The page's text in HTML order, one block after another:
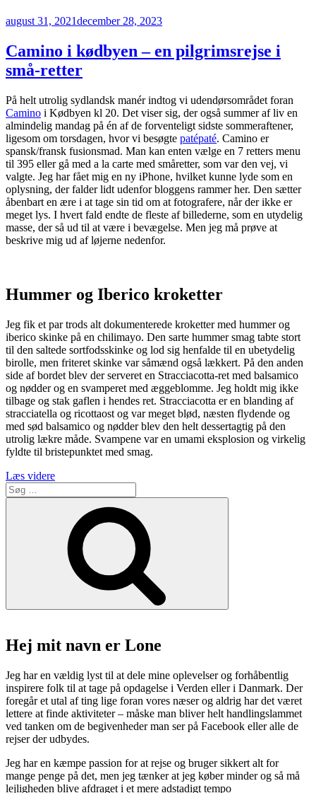
Udgivet
august 31, 2021december 28, 2023
Camino i kødbyen – en pilgrimsrejse i
små-retter
På helt utrolig sydlandsk manér indtog vi udendørsområdet foran
Camino i Kødbyen kl 20. Det viser sig, der også summer af liv en
almindelig mandag på én af de forventeligt sidste sommeraftener,
ligesom om torsdagen, hvor vi besøgte patépaté. Camino er
spansk/fransk fusionsmad. Man kan enten vælge en 7 retters menu
til 395 eller gå med a la carte med småretter, som var den vej, vi
valgte. Jeg har fået mig en ny iPhone, hvilket kunne lyde som en
oplysning, der falder lidt udenfor bloggens rammer her. Den sætter
åbenbart en ære i at tage sin tid om at fotografere, når der ikke er
meget lys. I hvert fald endte de fleste af billederne, som en utydelig
masse, der så ud til at være i bevægelse. Men jeg må prøve at
beskrive mig ud af løjerne nedenfor.
Hummer og Iberico kroketter
Jeg fik et par trods alt dokumenterede kroketter med hummer og
iberico skinke på en chilimayo. Den sarte hummer smag tabte stort
til den saltede sortfodsskinke og lod sig henfalde til en ubetydelig
birolle, men friteret skinke var såmænd også lækkert. På den anden
side af bordet blev der serveret en Stracciacotta-ret med balsamico
og nødder og en svamperet med æggeblomme. Jeg holdt mig ikke
tilbage og stak gaflen i hendes ret. Stracciacotta er en blanding af
stracciatella og ricottaost og var meget blød, næsten flydende og
med sød balsamico og nødder blev den helt dessertagtig på den
utrolig lækre måde. Svampene var en umami eksplosion og virkelig
fyldte til bristepunktet med smag.
Læs videre“Camino
kødbyen
pilgrimsrejse
små-
retter”
Søg
efter:
Hej mit navn er Lone
Jeg har en vældig lyst til at dele mine oplevelser og forhåbentlig
inspirere folk til at tage på opdagelse i Verden eller i Danmark. Der
foregår et utal af ting lige foran vores næser og aldrig har det været
lettere at finde aktiviteter – måske man bliver helt handlingslammet
ved tanken om de begivenheder man ser på Facebook eller alle de
rejser der udbydes.
Jeg har en kæmpe passion for at rejse og bruger sikkert alt for
mange penge på det, men jeg tænker at jeg køber minder og så må
lejligheden blive afdraget i et mere adstadigt tempo